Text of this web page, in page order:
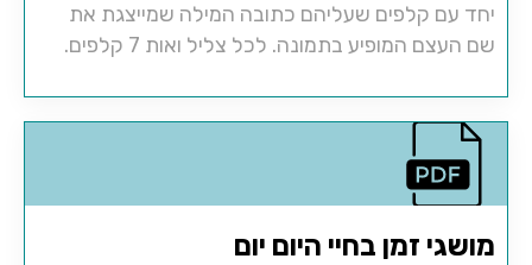
יחד עם קלפים שעליהם כתובה המילה שמייצגת את
שם העצם המופיע בתמונה. לכל צליל ואות 7 קלפים.
מושגי זמן בחיי היום יום